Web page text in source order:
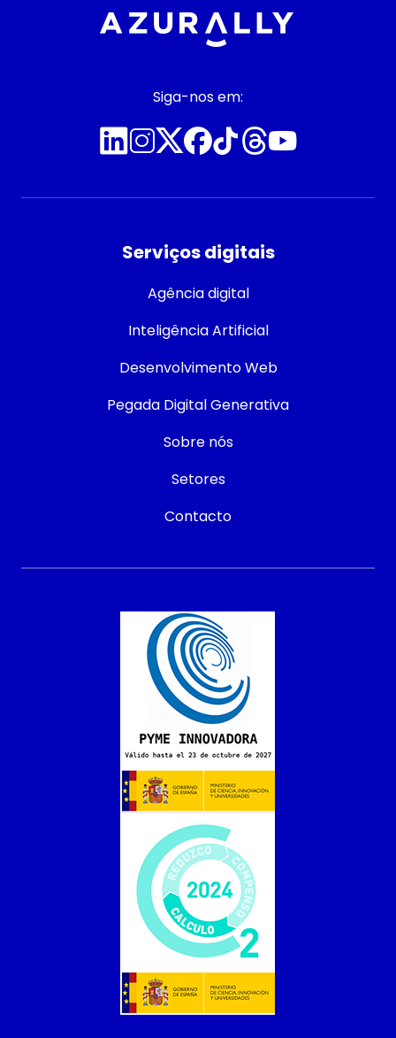
Siga-nos em:
Serviços digitais
Agência digital
Inteligência Artificial
Desenvolvimento Web
Pegada Digital Generativa
Sobre nós
Setores
Contacto